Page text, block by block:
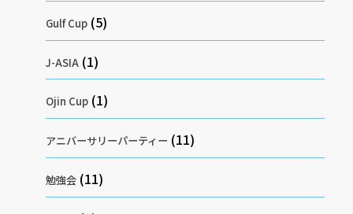
Gulf Cup (5)
J-ASIA (1)
Ojin Cup (1)
アニバーサリーパーティー (11)
勉強会 (11)